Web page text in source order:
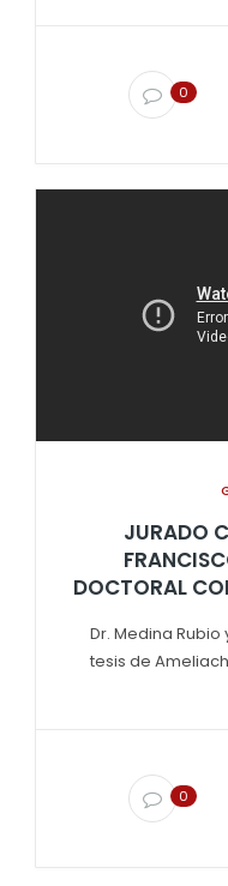
0
JURADO
DOCTORAL
Dr. Medina
tesis de
0